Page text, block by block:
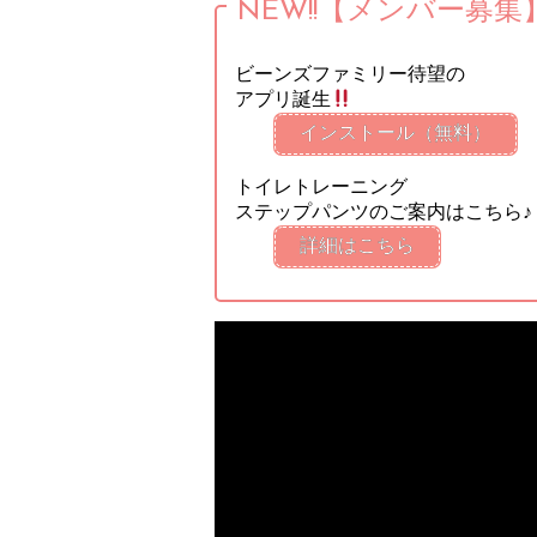
NEW!!【メンバー募集
ビーンズファミリー待望の
アプリ誕生
インストール（無料）
トイレトレーニング
ステップパンツのご案内はこちら♪
詳細はこちら